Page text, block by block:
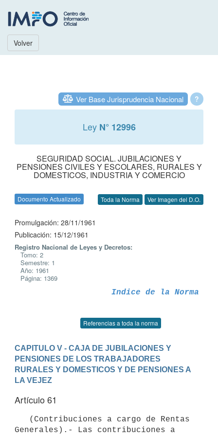
Volver
?
Ver Base Jurisprudencia Nacional
Ley N° 12996
SEGURIDAD SOCIAL. JUBILACIONES Y
PENSIONES CIVILES Y ESCOLARES, RURALES Y
DOMESTICOS, INDUSTRIA Y COMERCIO
Documento Actualizado Toda la Norma Ver Imagen del D.O.
Promulgación: 28/11/1961
Publicación: 15/12/1961
Registro Nacional de Leyes y Decretos:
Tomo: 2
Semestre: 1
Año: 1961
Página: 1369
Indice de la Norma
Referencias a toda la norma
CAPITULO V - CAJA DE JUBILACIONES Y
PENSIONES DE LOS TRABAJADORES
RURALES Y DOMESTICOS Y DE PENSIONES A
LA VEJEZ
Artículo 61
Generales).- Las contribuciones a